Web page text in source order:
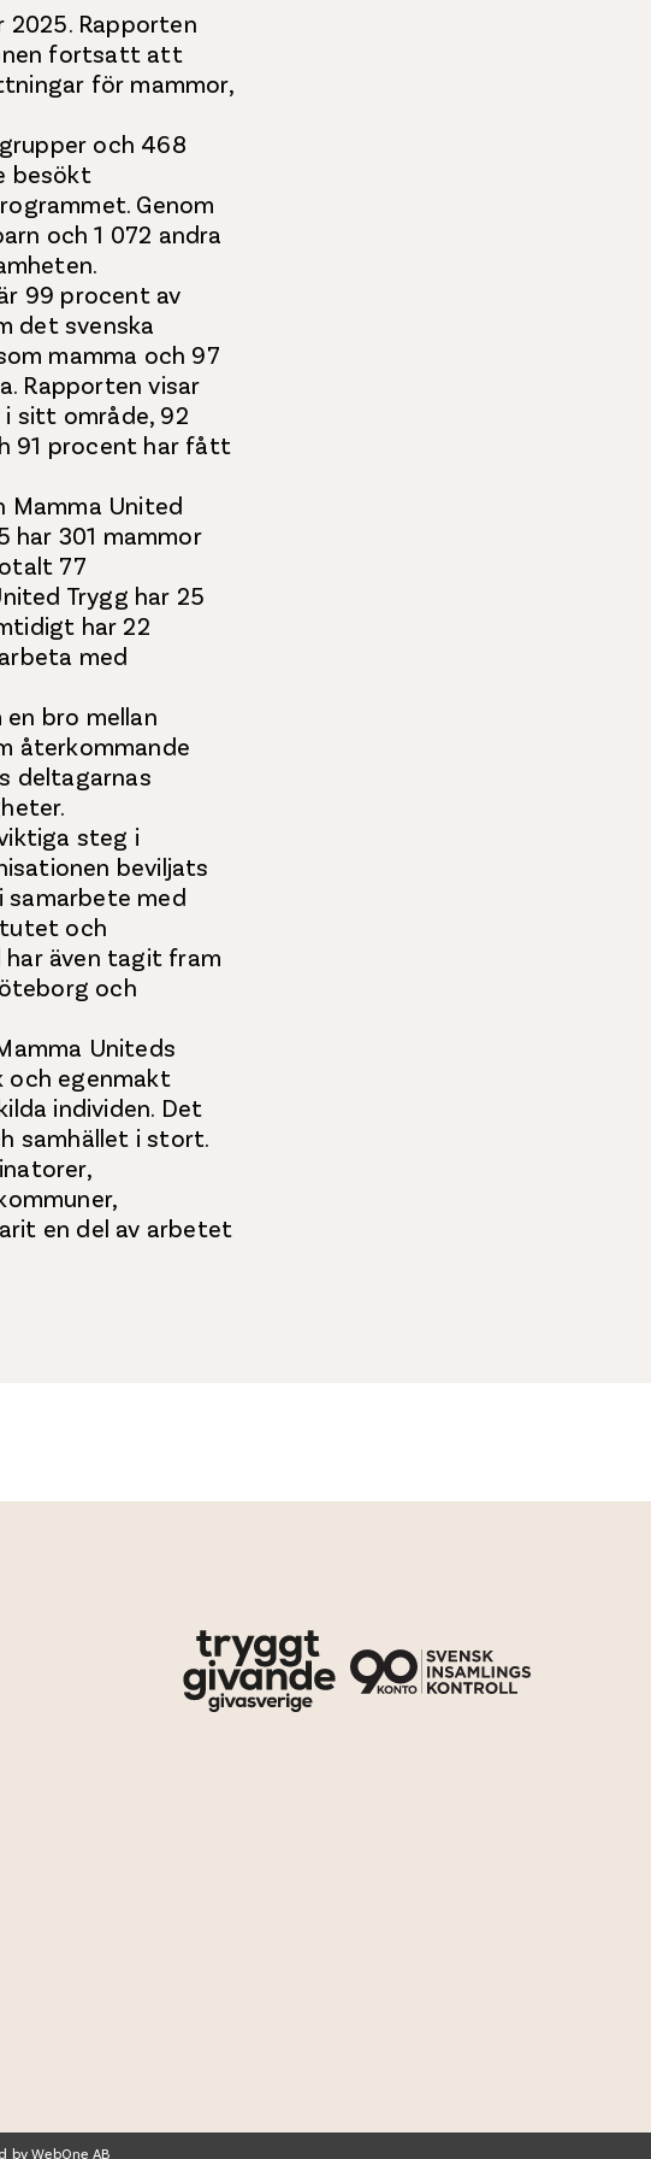
2025. Rapporten
fortsatt att
för mammor,
och 468
besökt
Genom
och 1 072 andra
99 procent av
det svenska
mamma och 97
Rapporten visar
sitt område, 92
91 procent har fått
Mamma United
har 301 mammor
77
Trygg har 25
har 22
med
bro mellan
återkommande
deltagarnas
steg i
beviljats
med
och
har även tagit fram
och
Uniteds
och egenmakt
individen. Det
samhället i stort.
en del av arbetet
byWebOne AB